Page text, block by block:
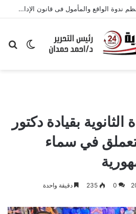
الوضع
بقيادة دكتور
في سماء
0
235 دقيقة واحدة